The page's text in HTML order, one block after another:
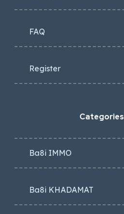
FAQ
Register
Categories
Ba8i IMMO
Ba8i KHADAMAT